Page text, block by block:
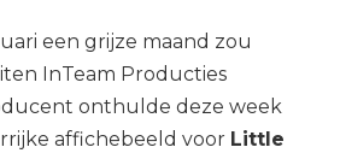
een grijze maand zou
InTeam Producties
onthulde deze week
affichebeeld voor Little